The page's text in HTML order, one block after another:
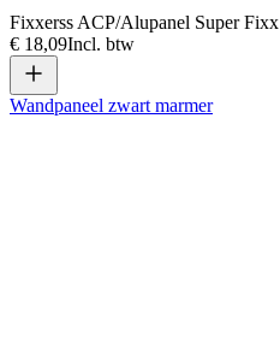
Fixxerss ACP/Alupanel Super Fixx
€ 18,09Incl. btw
Wandpaneel zwart marmer